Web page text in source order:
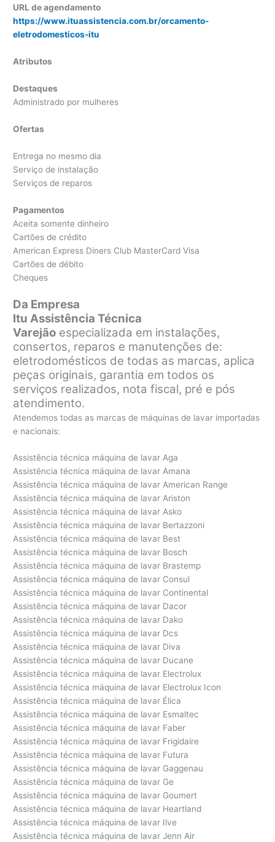
URL de agendamento
https://www.ituassistencia.com.br/orcamento-
eletrodomesticos-itu
Atributos
Destaques
Administrado por mulheres
Ofertas
Entrega no mesmo dia
Serviço de instalação
Serviços de reparos
Pagamentos
Aceita somente dinheiro
Cartões de crédito
American Express Diners Club MasterCard Visa
Cartões de débito
Cheques
Da Empresa
Itu Assistência Técnica
Varejão especializada em instalações,
consertos, reparos e manutenções de:
eletrodomésticos de todas as marcas, aplica
peças originais, garantia em todos os
serviços realizados, nota fiscal, pré e pós
atendimento.
Atendemos todas as marcas de máquinas de lavar importadas
e nacionais:
Assistência técnica máquina de lavar Aga
Assistência técnica máquina de lavar Amana
Assistência técnica máquina de lavar American Range
Assistência técnica máquina de lavar Ariston
Assistência técnica máquina de lavar Asko
Assistência técnica máquina de lavar Bertazzoni
Assistência técnica máquina de lavar Best
Assistência técnica máquina de lavar Bosch
Assistência técnica máquina de lavar Brastemp
Assistência técnica máquina de lavar Consul
Assistência técnica máquina de lavar Continental
Assistência técnica máquina de lavar Dacor
Assistência técnica máquina de lavar Dako
Assistência técnica máquina de lavar Dcs
Assistência técnica máquina de lavar Diva
Assistência técnica máquina de lavar Ducane
Assistência técnica máquina de lavar Electrolux
Assistência técnica máquina de lavar Electrolux Icon
Assistência técnica máquina de lavar Élica
Assistência técnica máquina de lavar Esmaltec
Assistência técnica máquina de lavar Faber
Assistência técnica máquina de lavar Frigidaire
Assistência técnica máquina de lavar Futura
Assistência técnica máquina de lavar Gaggenau
Assistência técnica máquina de lavar Ge
Assistência técnica máquina de lavar Goumert
Assistência técnica máquina de lavar Heartland
Assistência técnica máquina de lavar Ilve
Assistência técnica máquina de lavar Jenn Air